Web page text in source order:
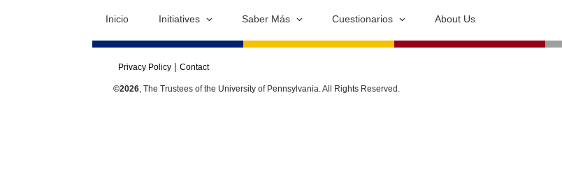
Inicio Initiatives Saber Más Cuestionarios About Us
Privacy Policy Contact
©2026, The Trustees of the University of Pennsylvania. All Rights Reserved.